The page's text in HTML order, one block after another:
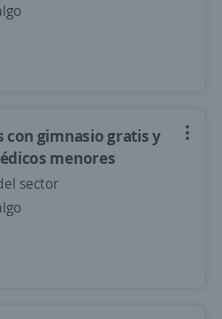
con gimnasio gratis y
menores
sector